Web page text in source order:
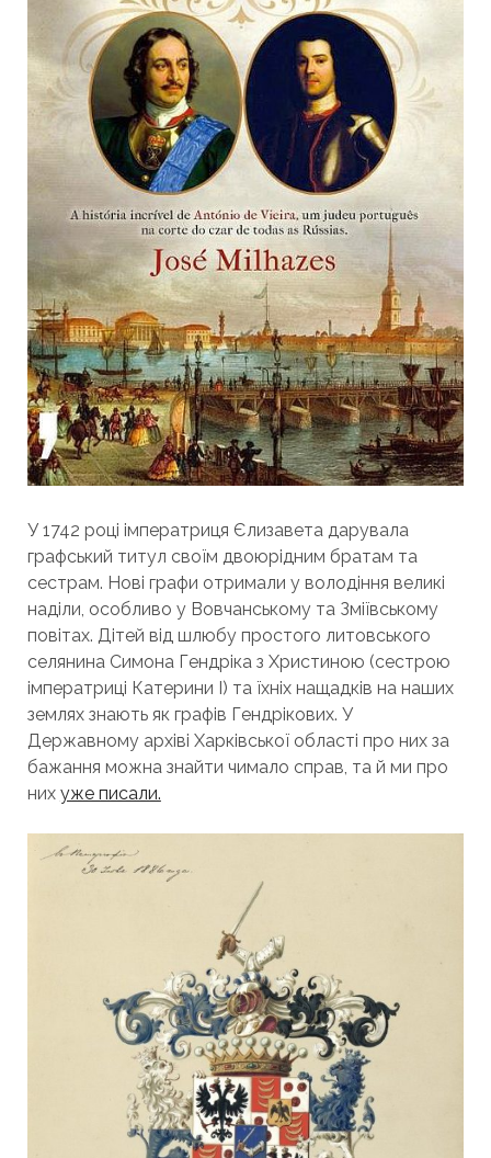
У 1742 році імператриця Єлизавета дарувала
графський титул своїм двоюрідним братам та
сестрам. Нові графи отримали у володіння великі
наділи, особливо у Вовчанському та Зміївському
повітах. Дітей від шлюбу простого литовського
селянина Симона Гендріка з Христиною (сестрою
імператриці Катерини I) та їхніх нащадків на наших
землях знають як графів Гендрікових. У
Державному архіві Харківської області про них за
бажання можна знайти чимало справ, та й ми про
них уже писали.